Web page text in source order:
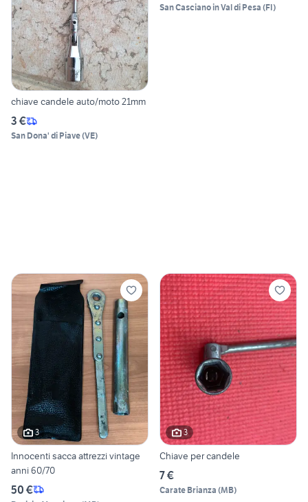
chiave candele auto/moto 21mm
3 €
San Dona' di Piave(VE)
San Casciano in Val di Pesa (FI)
3
Innocenti sacca attrezzi vintage
anni 60/70
50 €
3
Chiave per candele
7 €
Carate Brianza (MB)